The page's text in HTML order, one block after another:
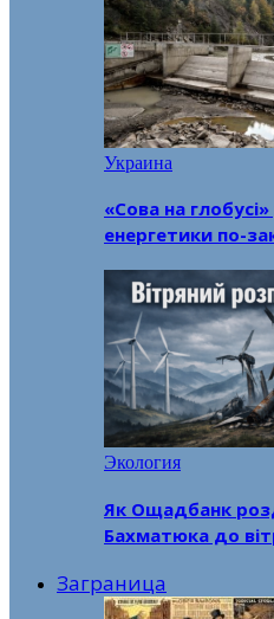
Украина
«Сова на
енергетики по-
Экология
Як Ощадбанк
Бахматюка до
Заграница